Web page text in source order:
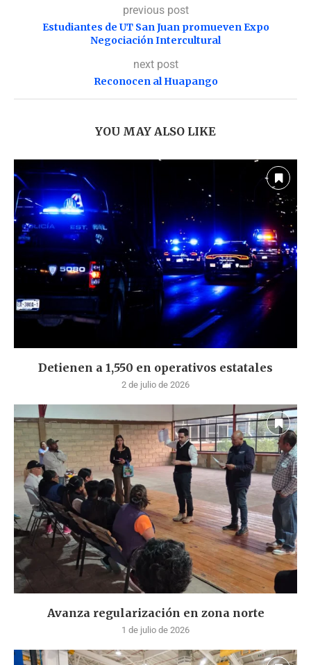
previous post
Estudiantes de UT San Juan promueven Expo
Negociación Intercultural
next post
Reconocen al Huapango
YOU MAY ALSO LIKE
Detienen a 1,550 en operativos estatales
2 de julio de 2026
Avanza regularización en zona norte
1 de julio de 2026